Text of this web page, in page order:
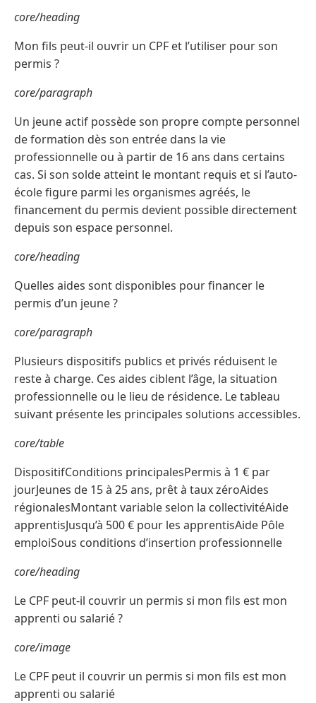
core/heading
Mon fils peut-il ouvrir un CPF et l’utiliser pour son
permis ?
core/paragraph
Un jeune actif possède son propre compte personnel
de formation dès son entrée dans la vie
professionnelle ou à partir de 16 ans dans certains
cas. Si son solde atteint le montant requis et si l’auto-
école figure parmi les organismes agréés, le
financement du permis devient possible directement
depuis son espace personnel.
core/heading
Quelles aides sont disponibles pour financer le
permis d’un jeune ?
core/paragraph
Plusieurs dispositifs publics et privés réduisent le
reste à charge. Ces aides ciblent l’âge, la situation
professionnelle ou le lieu de résidence. Le tableau
suivant présente les principales solutions accessibles.
core/table
DispositifConditions principalesPermis à 1 € par
jourJeunes de 15 à 25 ans, prêt à taux zéroAides
régionalesMontant variable selon la collectivitéAide
apprentisJusqu’à 500 € pour les apprentisAide Pôle
emploiSous conditions d’insertion professionnelle
core/heading
Le CPF peut-il couvrir un permis si mon fils est mon
apprenti ou salarié ?
core/image
Le CPF peut il couvrir un permis si mon fils est mon
apprenti ou salarié